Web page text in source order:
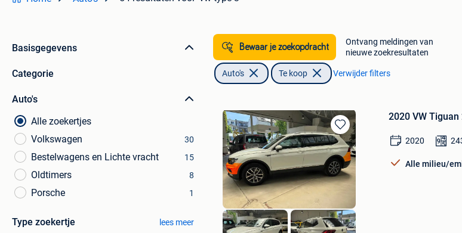
Basisgegevens
Categorie
Auto's
Alle zoekertjes
Volkswagen
30
Bestelwagens en Lichte vracht 15
Oldtimers 8
Porsche 1
Type zoekertje lees meer
Bewaar je zoekopdracht
Ontvang meldingen van
nieuwe zoekresultaten
Auto's Te koop Verwijder filters
Bewaren
in
Mijn
Favorieten
2020 VW
2020
Alle milieu/